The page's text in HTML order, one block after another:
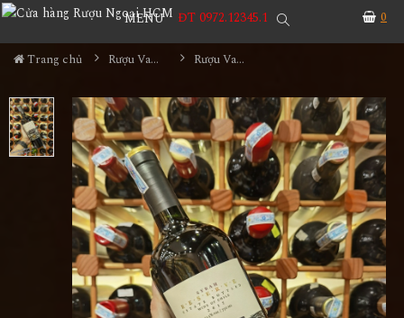
0
MENU ĐT 0972.12345.1
Trang chủ Rượu Vang Rượu Vang Viento Norte Syrah Reserve